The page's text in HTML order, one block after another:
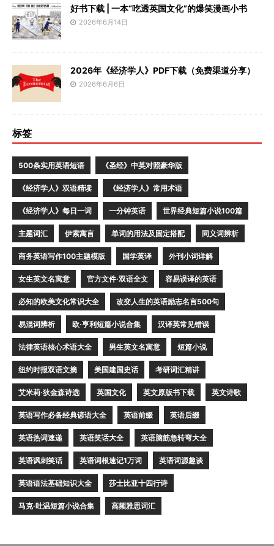
好书下载 | 一本“吃透英国文化”的爆笑漫画小书
2026年6月14日
2026年《经济学人》PDF下载（免费渠道分享）
2026年6月6日
标签
500条实用英语短语 《圣经》中英对照豪华版
《经济学人》双语精读 《经济学人》常用术语
《经济学人》每日一词 一分钟英语 世界经典短篇小说100篇
主题词汇 伊索寓言 单词的用法及固定搭配 同义词辨析
商务英语写作100主题模版 国学英译 外刊小词详解
女生英文名寓意 官方文件·双语全文 容易误译的英语
必知的欧美文化常识大全 改变人生的英语励志名言500句
易混词辨析 欧·亨利短篇小说合集 汉译英常见错误
法律英语核心术语大全 男生英文名寓意 短篇小说
纽约时报双语文摘 美国建国史话 考研词汇精讲
艾米莉·狄金森诗选 英国文化 英文原版书下载 英文诗歌
英语写作必备经典谚语大全 英语前缀 英语后缀
英语热词速递 英语笑话大全 英语脑筋急转弯大全
英语讽刺笑话 英语词根速记1万词 英语词源趣谈
英语语法基础知识大全 莎士比亚十四行诗
马克·吐温短篇小说合集 高频雅思词汇